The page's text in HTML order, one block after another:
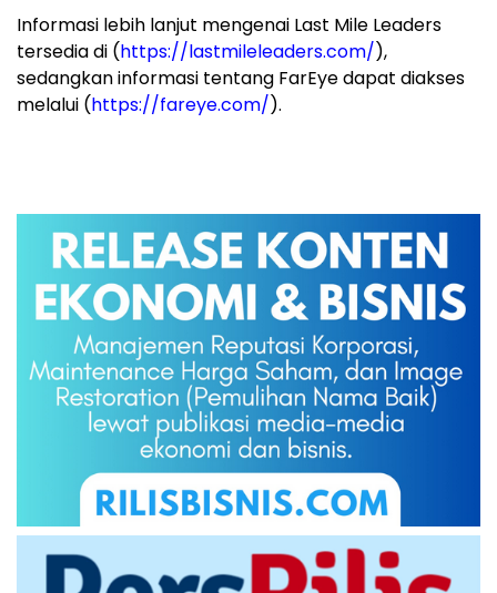
Informasi lebih lanjut mengenai Last Mile Leaders
tersedia di (https://lastmileleaders.com/),
sedangkan informasi tentang FarEye dapat diakses
melalui (https://fareye.com/).